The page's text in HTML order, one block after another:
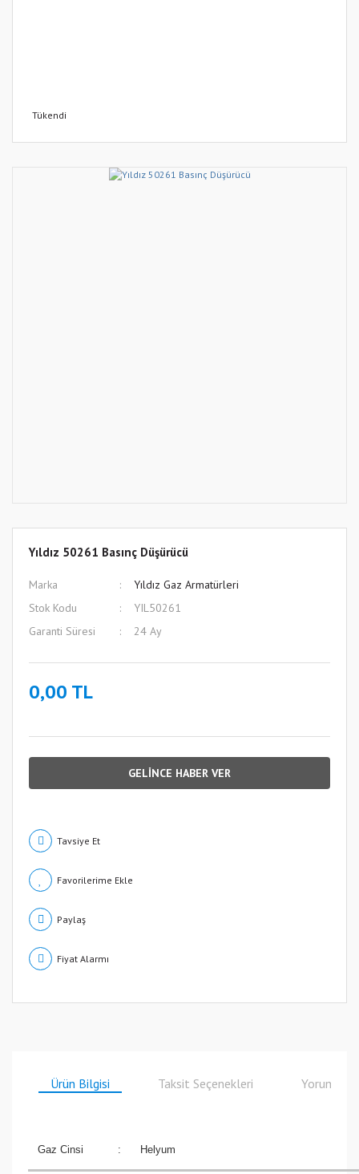
Tükendi
Yıldız 50261 Basınç Düşürücü
Marka
Yıldız Gaz Armatürleri
Stok Kodu
YIL50261
Garanti Süresi
24 Ay
0,00 TL
GELİNCE HABER VER
Tavsiye Et
Paylaş
Fiyat Alarmı
Ürün Bilgisi Taksit Seçenekleri Yorumlar
Gaz Cinsi : Helyum